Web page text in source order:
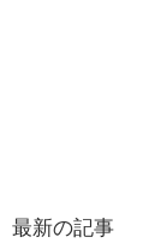
最新の記事